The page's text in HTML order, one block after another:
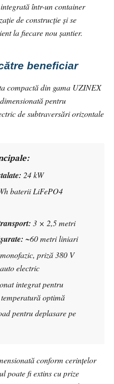
într-un container
de construcție și se
la fiecare nou șantier.
beneficiar
compactă din gama UZINEX
pentru
de subtraversări orizontale
24 kW
baterii LiFePO4
3 × 2,5 metri
~60 metri liniari
priză 380 V
electric
integrat pentru
optimă
pentru deplasare pe
conform cerințelor
poate fi extins cu prize